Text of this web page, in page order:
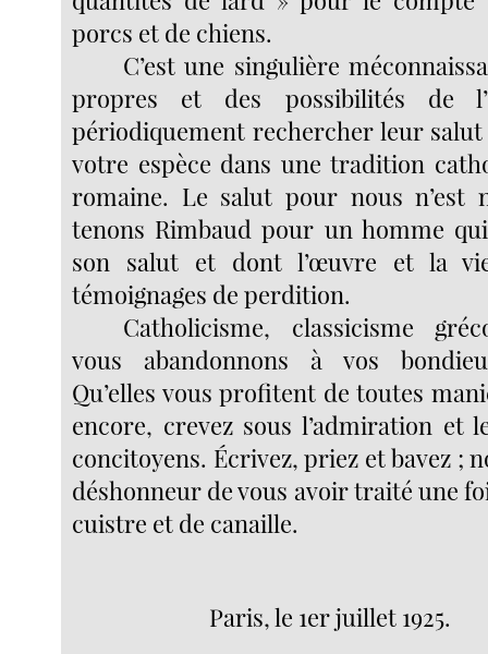
porcs et de chiens.
C’est une singulière
propres et des possibilités de
périodiquement rechercher leur salut
votre espèce dans une tradition
romaine. Le salut pour nous n’est
tenons Rimbaud pour un homme
son salut et dont l’œuvre et la
témoignages de perdition.
Catholicisme, classicisme
vous abandonnons à vos
Qu’elles vous profitent de toutes
encore, crevez sous l’admiration et
concitoyens. Écrivez, priez et bavez ;
déshonneur de vous avoir traité une
cuistre et de canaille.
Paris, le 1er juillet 1925.